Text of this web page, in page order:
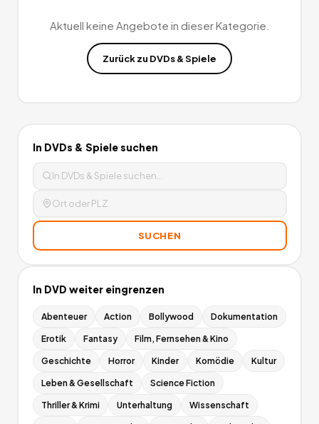
alle Angebote von Drittanbietern/Amazon Marketplace).
deutschlandweit.
Aktuell keine Angebote in dieser Kategorie.
Zurück zu DVDs & Spiele
In DVDs & Spielesuchen
SUCHEN
In DVD weiter eingrenzen
Abenteuer Action Bollywood Dokumentation
Erotik Fantasy Film, Fernsehen & Kino
Geschichte Horror Kinder Komödie Kultur
Leben & Gesellschaft Science Fiction
Thriller & Krimi Unterhaltung Wissenschaft